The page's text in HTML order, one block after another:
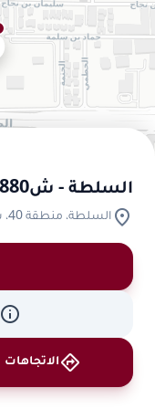
السلطة - ش880 - م64
location_on السلطة، منطقة 40، شارع 880، مبنى 64
info
directions الاتجاهات